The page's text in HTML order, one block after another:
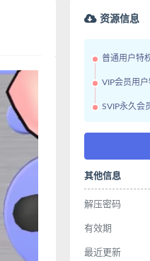
资源信息
普通用户特
VIP会员用户
SVIP永久会
其他信息
解压密码
有效期
最近更新